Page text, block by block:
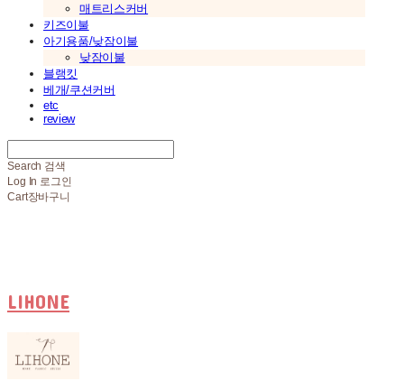
매트리스커버
키즈이불
아기용품/낮잠이불
낮잠이불
블랭킷
베개/쿠션커버
etc
review
Search 검색
Log In 로그인
Cart장바구니
LIHONE